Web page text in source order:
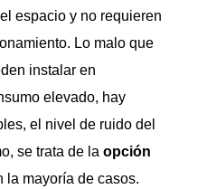
espacio y no requieren
Lo malo que
instalar en
elevado, hay
el nivel de ruido del
se trata de la opción
la mayoría de casos.